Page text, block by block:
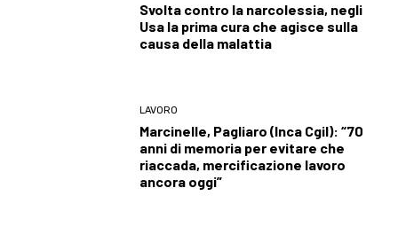
Svolta contro la narcolessia, negli
Usa la prima cura che agisce sulla
causa della malattia
LAVORO
Marcinelle, Pagliaro (Inca Cgil): “70
anni di memoria per evitare che
riaccada, mercificazione lavoro
ancora oggi”